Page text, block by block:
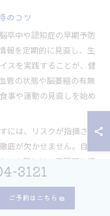
のコツ
卒中や認知症の早期予防
報を定期的に見直し、生
スを実践することが、健
管の状態や脳萎縮の有無
事や運動の見直しを始め
には、リスクが指摘され
が欠かせません。自覚
った際には、専門医と連
ましょう。これにより、
に減らすことができま
3121
ご予約はこちら